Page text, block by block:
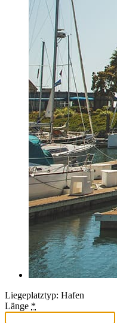
Liegeplatztyp: Hafen
Länge *